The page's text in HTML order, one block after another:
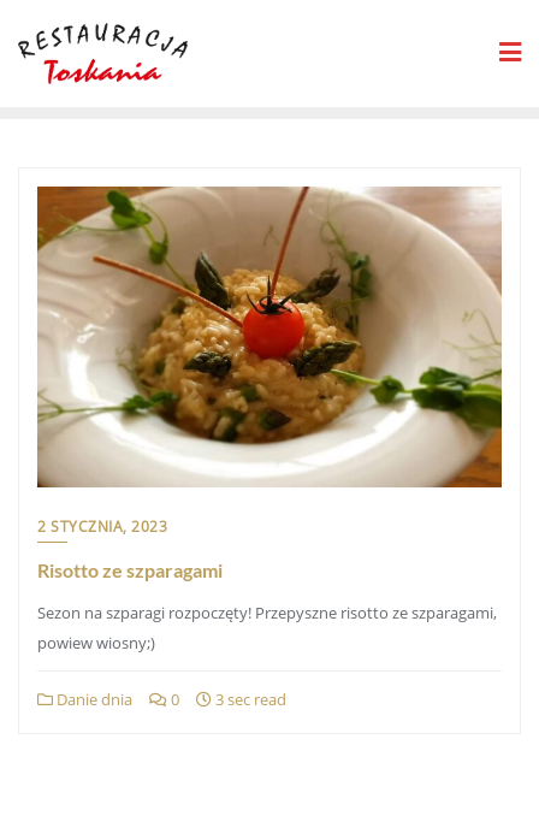
2 STYCZNIA, 2023
Risotto ze szparagami
Sezon na szparagi rozpoczęty! Przepyszne risotto ze szparagami,
powiew wiosny;)
Danie dnia 0 3 sec read